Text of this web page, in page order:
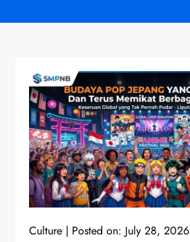
Culture Posted on: July 28, 2026